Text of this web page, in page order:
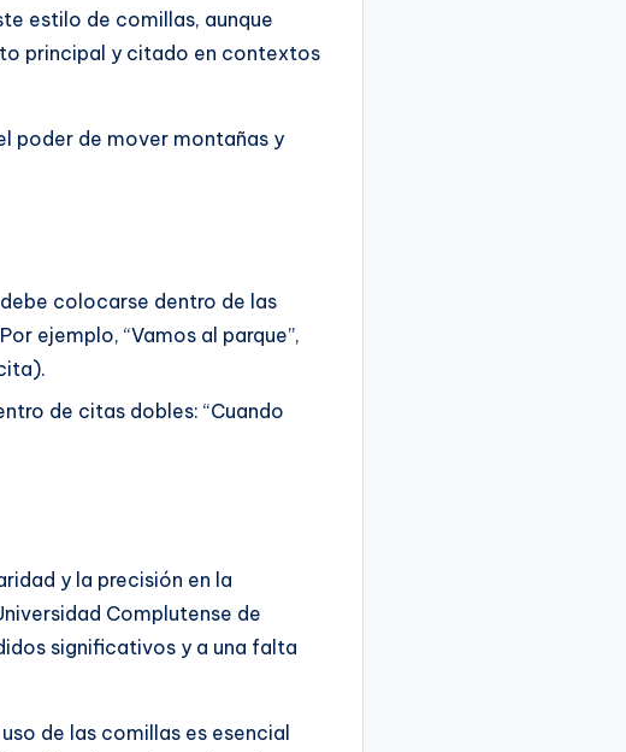
estilo de comillas, aunque
principal y citado en contextos
poder de mover montañas y
colocarse dentro de las
ejemplo, “Vamos al parque”,
de citas dobles: “Cuando
y la precisión en la
Complutense de
significativos y a una falta
de las comillas es esencial